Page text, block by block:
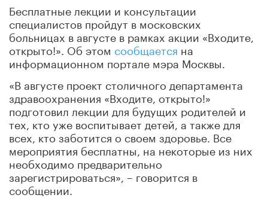
Бесплатные лекции и консультации
специалистов пройдут в московских
больницах в августе в рамках акции «Входите,
открыто!». Об этом сообщается на
информационном портале мэра Москвы.
«В августе проект столичного департамента
здравоохранения «Входите, открыто!»
подготовил лекции для будущих родителей и
тех, кто уже воспитывает детей, а также для
всех, кто заботится о своем здоровье. Все
мероприятия бесплатны, на некоторые из них
необходимо предварительно
зарегистрироваться», – говорится в
сообщении.